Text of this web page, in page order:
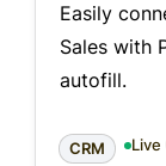
Easily
Sales with
autofill.
CRM Live